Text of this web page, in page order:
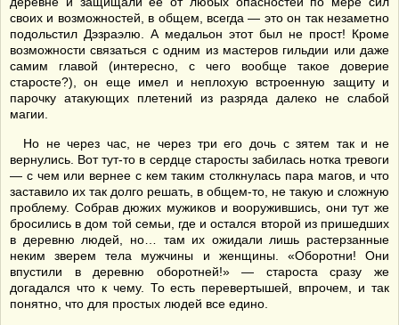
своих и возможностей, в общем, всегда — это он так незаметно
подольстил Дэзраэлю. А медальон этот был не прост! Кроме
возможности связаться с одним из мастеров гильдии или даже
самим главой (интересно, с чего вообще такое доверие
старосте?), он еще имел и неплохую встроенную защиту и
парочку атакующих плетений из разряда далеко не слабой
магии.
Но не через час, не через три его дочь с зятем так и не
вернулись. Вот тут-то в сердце старосты забилась нотка тревоги
— с чем или вернее с кем таким столкнулась пара магов, и что
заставило их так долго решать, в общем-то, не такую и сложную
проблему. Собрав дюжих мужиков и вооружившись, они тут же
бросились в дом той семьи, где и остался второй из пришедших
в деревню людей, но… там их ожидали лишь растерзанные
неким зверем тела мужчины и женщины. «Оборотни! Они
впустили в деревню оборотней!» — староста сразу же
догадался что к чему. То есть перевертышей, впрочем, и так
понятно, что для простых людей все едино.